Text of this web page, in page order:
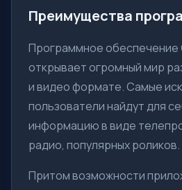
Преимущества
Программное обеспечение
открывает огромный мир
и видео формате. Самые
пользователи найдут для
информацию в виде
радио, популярных роликов.
Притом возможности